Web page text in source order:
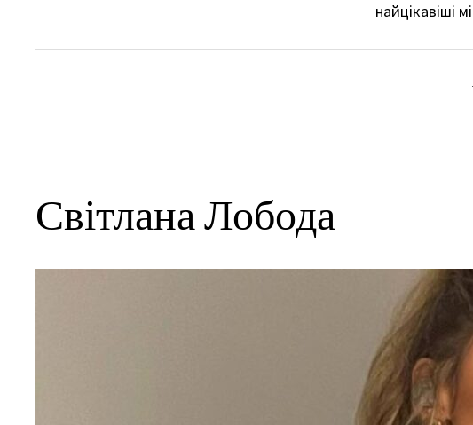
найцікавіші
Світлана Лобода